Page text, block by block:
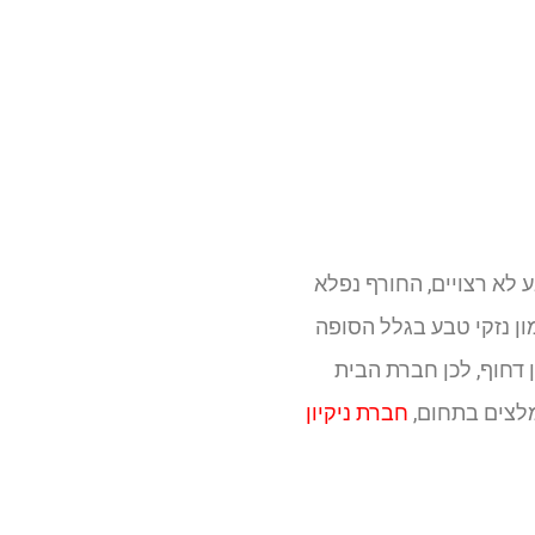
לא רצויים, החורף נפלא
היום 08/01/2015 שידע המדינה המון נזקי טבע בגלל הסופה
דחוף, לכן חברת הבית
בתחום, חברת ניקיון